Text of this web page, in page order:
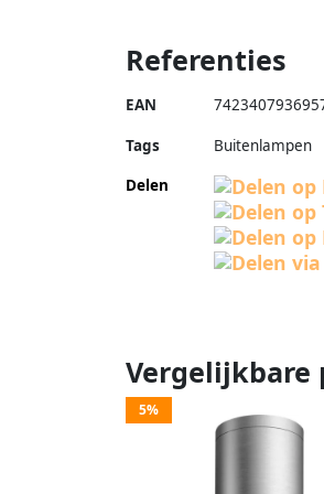
Referenties
EAN
Tags
Buitenlampen
Delen
Vergelijkbare
5%